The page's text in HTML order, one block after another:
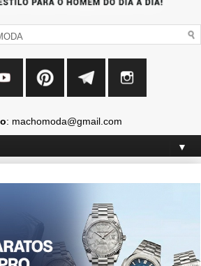
: machomoda@gmail.com
▼